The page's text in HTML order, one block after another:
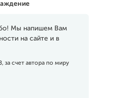
Мы напишем Вам
на сайте и в
за счет автора по миру